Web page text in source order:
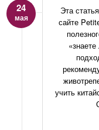
24
мая
Эта
сайте
учить